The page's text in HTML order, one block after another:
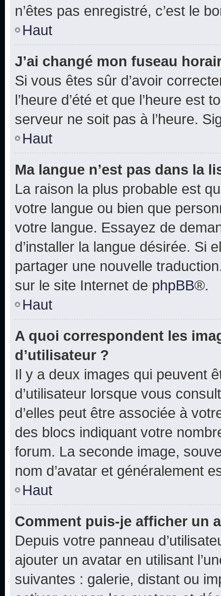
n’êtes pas enregistré, c’est le
Haut
J’ai changé mon fuseau
Si vous êtes sûr d’avoir
l’heure d’été et que l’heure est
serveur ne soit pas à l’heure.
Haut
Ma langue n’est pas dans la
La raison la plus probable est
votre langue ou bien que
votre langue. Essayez de
d’installer la langue désirée. Si
partager une nouvelle
sur le site Internet de phpBB®.
Haut
A quoi correspondent les
d’utilisateur ?
Il y a deux images qui peuvent
d’utilisateur lorsque vous
d’elles peut être associée à
des blocs indiquant votre
forum. La seconde image,
nom d’avatar et généralement
Haut
Comment puis-je afficher un
Depuis votre panneau
ajouter un avatar en utilisant
suivantes : galerie, distant ou